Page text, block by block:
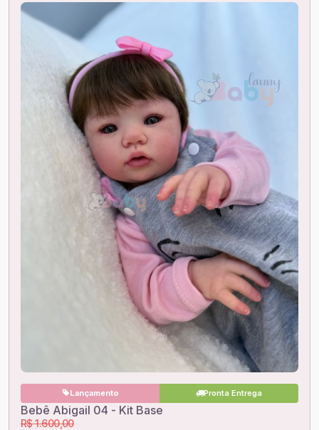
Lançamento Pronta Entrega
Bebê Abigail 04 - Kit Base
R$ 1.600,00